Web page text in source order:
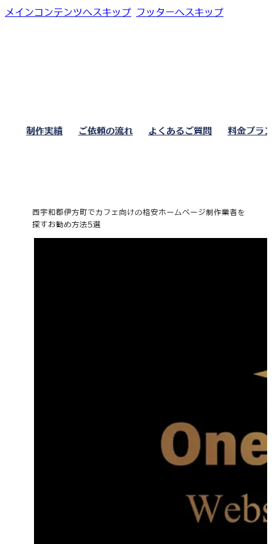
メインコンテンツへスキップ フッターへスキップ
制作実績 ご依頼の流れ よくあるご質問 料金プラ
西宇和郡伊方町でカフェ向けの格安ホームページ制作業者を
探すお勧め方法5選